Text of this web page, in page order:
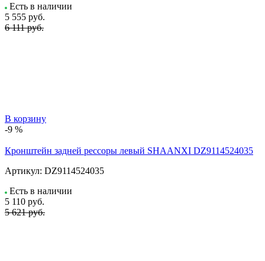
Есть в наличии
5 555 руб.
6 111 руб.
В корзину
-9 %
Кронштейн задней рессоры левый SHAANXI DZ9114524035
Артикул: DZ9114524035
Есть в наличии
5 110 руб.
5 621 руб.